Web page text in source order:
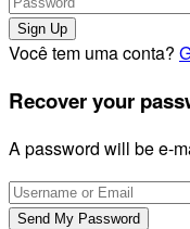
Você tem uma conta?
Recover your
A password will be e-